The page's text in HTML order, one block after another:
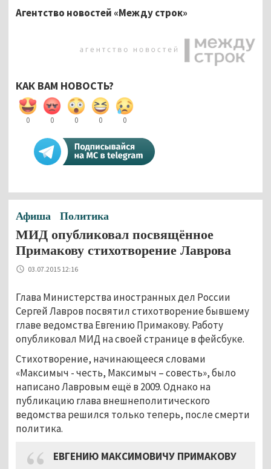
Агентство новостей «Между строк»
КАК ВАМ НОВОСТЬ?
0 0 0 0 0
Афиша Политика
МИД опубликовал посвящённое
Примакову стихотворение Лаврова
03.07.2015 12:16
Глава Министерства иностранных дел России
Сергей Лавров посвятил стихотворение бывшему
главе ведомства Евгению Примакову. Работу
опубликовал МИД на своей странице в фейсбуке.
Стихотворение, начинающееся словами
«Максимыч - честь, Максимыч – совесть», было
написано Лавровым ещё в 2009. Однако на
публикацию глава внешнеполитического
ведомства решился только теперь, после смерти
политика.
ЕВГЕНИЮ МАКСИМОВИЧУ ПРИМАКОВУ